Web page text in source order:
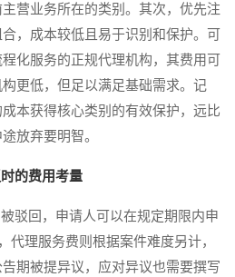
营业务所在的类别。其次，优先注
，成本较低且易于识别和保护。可
化服务的正规代理机构，其费用可
更低，但足以满足基础需求。记
本获得核心类别的有效保护，远比
放弃要明智。
的费用考量
回，申请人可以在规定期限内申
代理服务费则根据案件难度另计，
期被提异议，应对异议也需要撰写